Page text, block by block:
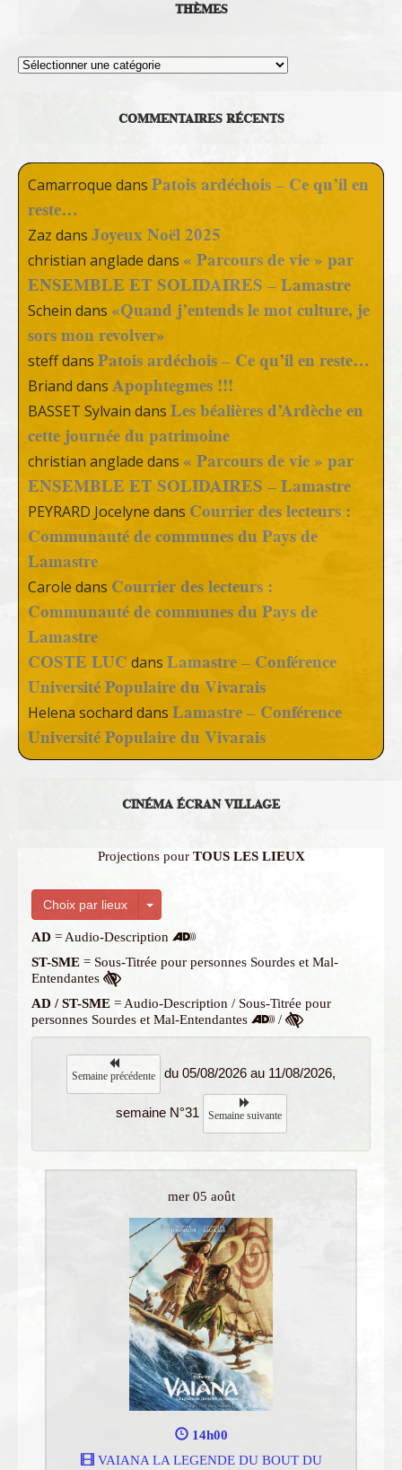
THÈMES
Thèmes
COMMENTAIRES RÉCENTS
Camarroque dans Patois ardéchois – Ce qu’il en
reste…
Zaz dans Joyeux Noël 2025
christian anglade dans « Parcours de vie » par
ENSEMBLE ET SOLIDAIRES – Lamastre
Schein dans «Quand j’entends le mot culture, je
sors mon revolver»
steffdans Patois ardéchois – Ce qu’il en reste…
Briand dans Apophtegmes !!!
BASSET Sylvain dans Les béalières d’Ardèche en
cette journée du patrimoine
christian anglade dans « Parcours de vie » par
ENSEMBLE ET SOLIDAIRES – Lamastre
PEYRARD Jocelyne dans Courrier des lecteurs :
Communauté de communes du Pays de
Lamastre
Carole dans Courrier des lecteurs :
Communauté de communes du Pays de
Lamastre
COSTE LUC dans Lamastre – Conférence
Université Populaire du Vivarais
Helena sochard dans Lamastre – Conférence
Université Populaire du Vivarais
CINÉMA ÉCRAN VILLAGE